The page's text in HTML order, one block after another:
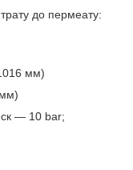
до пермеату:
мм)
— 10 bar;